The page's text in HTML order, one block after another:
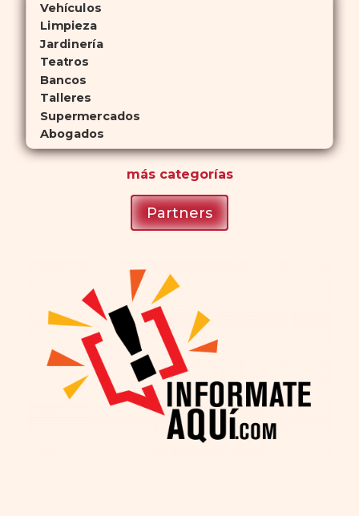
Vehículos
Limpieza
Jardinería
Teatros
Bancos
Talleres
Supermercados
Abogados
máscategorías
Partners